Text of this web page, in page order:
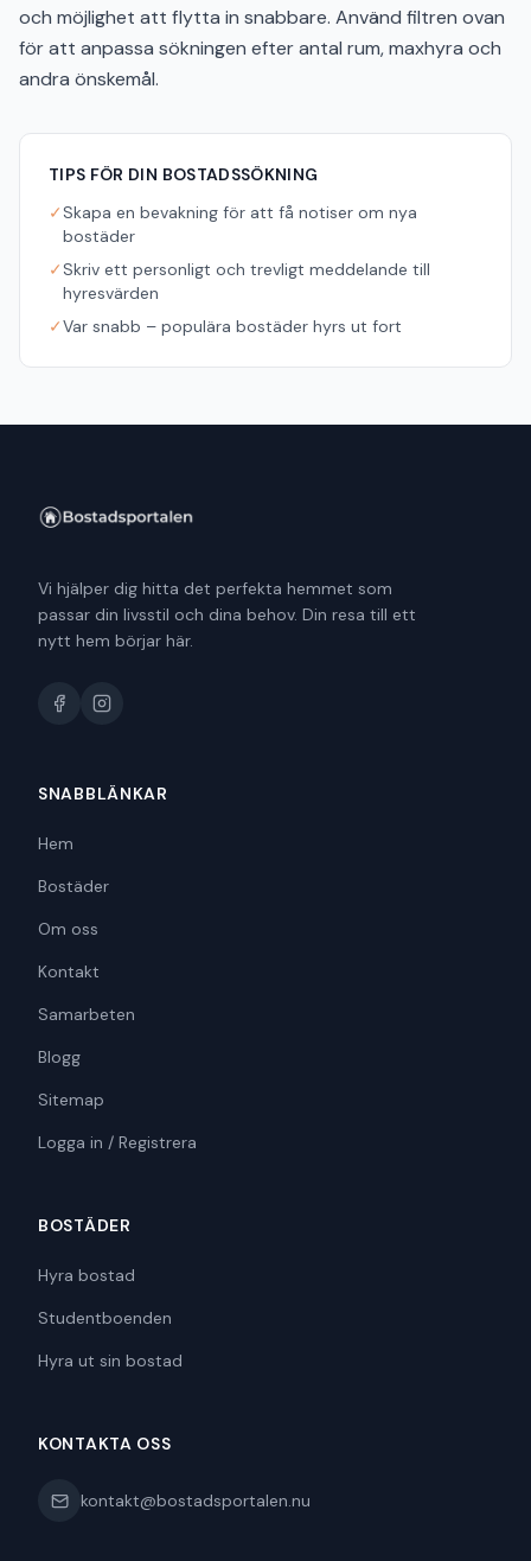
och möjlighet att flytta in snabbare. Använd filtren ovan
för att anpassa sökningen efter antal rum, maxhyra och
andra önskemål.
TIPS FÖR DIN BOSTADSSÖKNING
✓Skapa en bevakning för att få notiser om nya
bostäder
✓Skriv ett personligt och trevligt meddelande till
hyresvärden
✓Var snabb – populära bostäder hyrs ut fort
Vi hjälper dig hitta det perfekta hemmet som
passar din livsstil och dina behov. Din resa till ett
nytt hem börjar här.
SNABBLÄNKAR
Hem
Bostäder
Om oss
Kontakt
Samarbeten
Blogg
Sitemap
Logga in / Registrera
BOSTÄDER
Hyra bostad
Studentboenden
Hyra ut sin bostad
KONTAKTA OSS
kontakt@bostadsportalen.nu